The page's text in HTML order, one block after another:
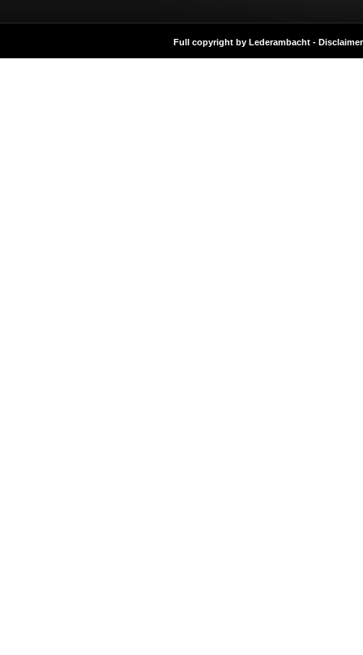
Full copyright by Lederambacht - Disclaimer